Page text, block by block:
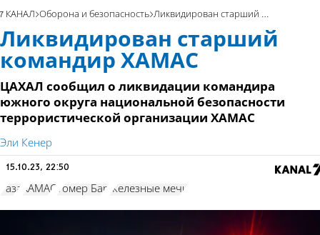
7 КАНАЛ Оборона и безопасность Ликвидирован старший командир ХАМАС
Ликвидирован старший
командир ХАМАС
ЦАХАЛ сообщил о ликвидации командира
южного округа национальной безопасности
террористической организации ХАМАС
Эли Кенер
15.10.23, 22:50
Газа ХАМАС Томер Бар Железные мечи